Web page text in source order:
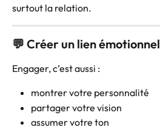
surtout la relation.
💬 Créer un lien émotionnel
Engager, c’est aussi :
montrer votre personnalité
partager votre vision
assumer votre ton